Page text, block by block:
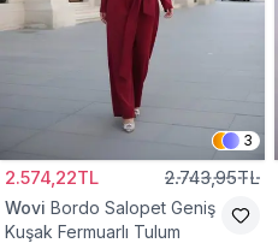
3
2.574,22TL 2.743,95TL
Wovi Bordo Salopet Geniş
Kuşak Fermuarlı Tulum